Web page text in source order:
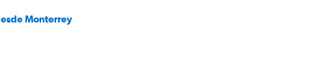
Monterrey